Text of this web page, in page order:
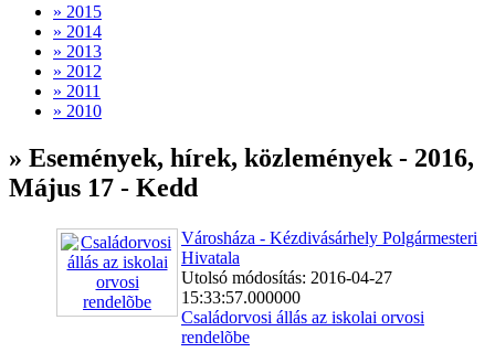
» 2015
» 2014
» 2013
» 2012
» 2011
» 2010
» Események, hírek, közlemények - 2016,
Május 17 - Kedd
Városháza - Kézdivásárhely Polgármesteri
Hivatala
Utolsó módosítás: 2016-04-27
15:33:57.000000
Családorvosi állás az iskolai orvosi
rendelõbe